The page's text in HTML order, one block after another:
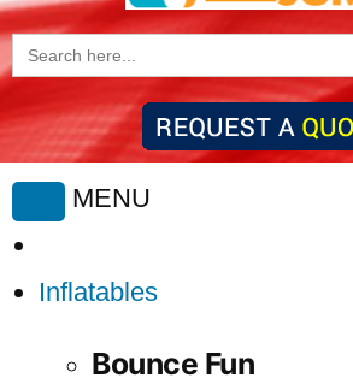
Search
for:
Toggle
MENU
Inflatables
Bounce Fun